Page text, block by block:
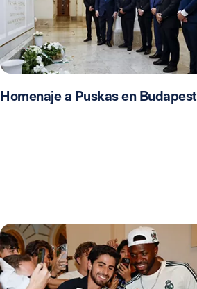
Homenaje a Puskas en Budapest